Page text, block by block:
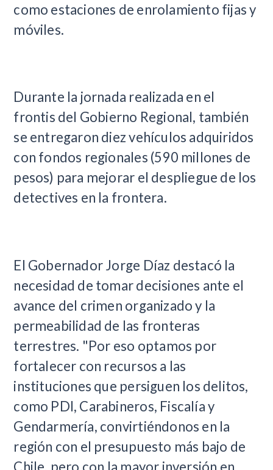
como estaciones de enrolamiento fijas y
móviles.
Durante la jornada realizada en el
frontis del Gobierno Regional, también
se entregaron diez vehículos adquiridos
con fondos regionales (590 millones de
pesos) para mejorar el despliegue de los
detectives en la frontera.
El Gobernador Jorge Díaz destacó la
necesidad de tomar decisiones ante el
avance del crimen organizado y la
permeabilidad de las fronteras
terrestres. "Por eso optamos por
fortalecer con recursos a las
instituciones que persiguen los delitos,
como PDI, Carabineros, Fiscalía y
Gendarmería, convirtiéndonos en la
región con el presupuesto más bajo de
Chile, pero con la mayor inversión en